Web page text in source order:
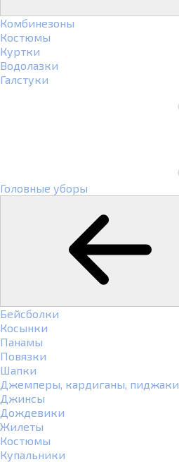
Комбинезоны
Костюмы
Куртки
Водолазки
Галстуки
Головные уборы
Бейсболки
Косынки
Панамы
Повязки
Шапки
Джемперы, кардиганы, пиджаки
Джинсы
Дождевики
Жилеты
Костюмы
Купальники